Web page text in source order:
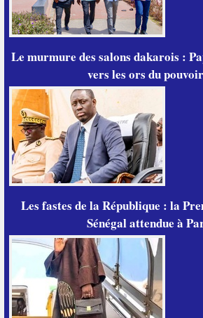
Le murmure des salons dakarois :
vers les ors du
Les fastes de la République : la
Sénégal attendue à